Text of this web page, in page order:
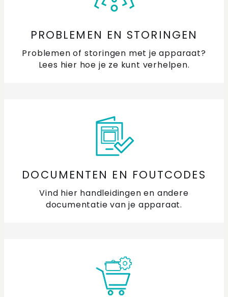
PROBLEMEN EN STORINGEN
Problemen of storingen met je apparaat?
Lees hier hoe je ze kunt verhelpen.
DOCUMENTEN EN FOUTCODES
Vind hier handleidingen en andere
documentatie van je apparaat.